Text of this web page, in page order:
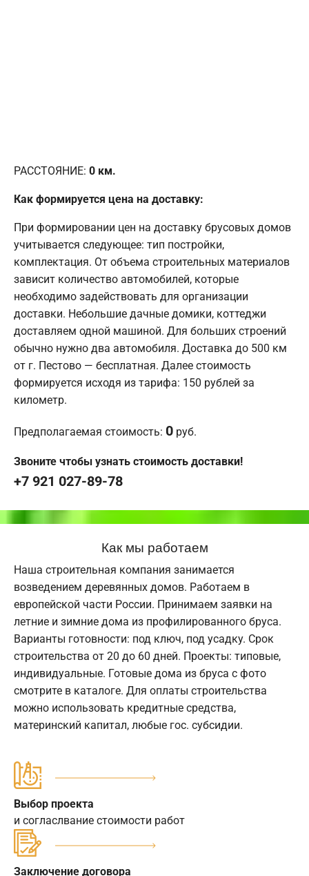
РАССТОЯНИЕ: 0 км.
Как формируется цена на доставку:
При формировании цен на доставку брусовых домов
учитывается следующее: тип постройки,
комплектация. От объема строительных материалов
зависит количество автомобилей, которые
необходимо задействовать для организации
доставки. Небольшие дачные домики, коттеджи
доставляем одной машиной. Для больших строений
обычно нужно два автомобиля. Доставка до 500 км
от г. Пестово — бесплатная. Далее стоимость
формируется исходя из тарифа: 150 рублей за
километр.
Предполагаемая стоимость: 0 руб.
Звоните чтобы узнать стоимость доставки!
+7 921 027-89-78
Как мы работаем
Наша строительная компания занимается
возведением деревянных домов. Работаем в
европейской части России. Принимаем заявки на
летние и зимние дома из профилированного бруса.
Варианты готовности: под ключ, под усадку. Срок
строительства от 20 до 60 дней. Проекты: типовые,
индивидуальные. Готовые дома из бруса с фото
смотрите в каталоге. Для оплаты строительства
можно использовать кредитные средства,
материнский капитал, любые гос. субсидии.
Выбор проекта
и согласлвание стоимости работ
Заключение договора